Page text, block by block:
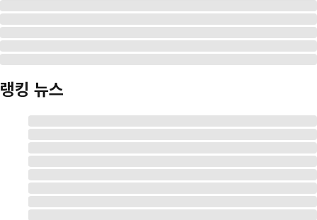
랭킹 뉴스